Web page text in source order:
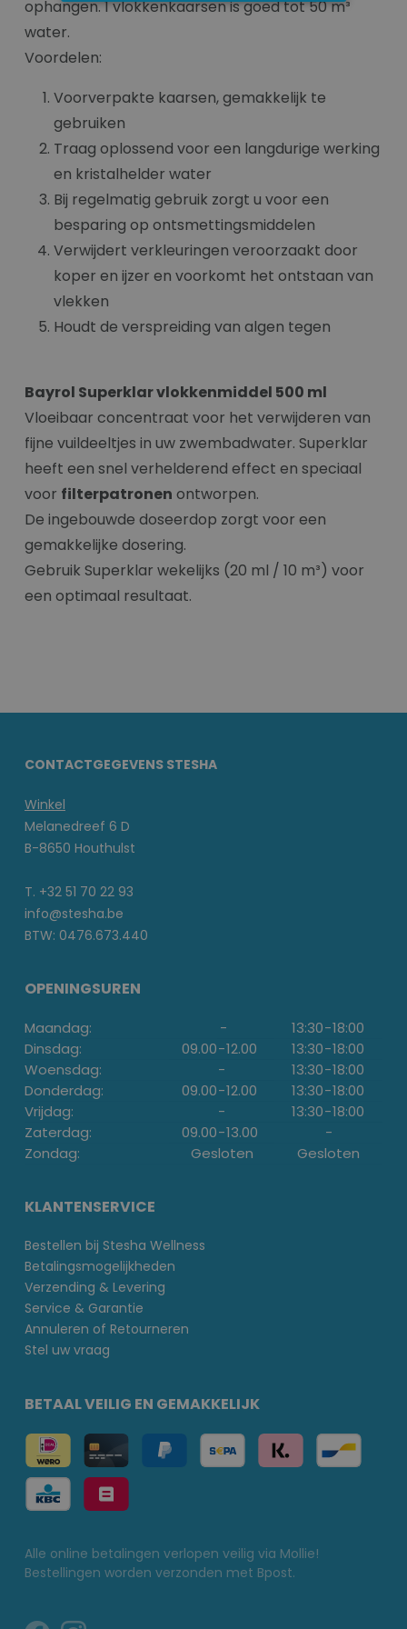
ophangen. 1 vlokkenkaarsen is goed tot 50 m³
water.
Voordelen:
Voorverpakte kaarsen, gemakkelijk te
gebruiken
Traag oplossend voor een langdurige werking
en kristalhelder water
Bij regelmatig gebruik zorgt u voor een
besparing op ontsmettingsmiddelen
Verwijdert verkleuringen veroorzaakt door
koper en ijzer en voorkomt het ontstaan van
vlekken
Houdt de verspreiding van algen tegen
Bayrol Superklar vlokkenmiddel 500 ml
Vloeibaar concentraat voor het verwijderen van
fijne vuildeeltjes in uw zwembadwater. Superklar
heeft een snel verhelderend effect en speciaal
voor filterpatronen ontworpen.
De ingebouwde doseerdop zorgt voor een
gemakkelijke dosering.
Gebruik Superklar wekelijks (20 ml / 10 m³) voor
een optimaal resultaat.
CONTACTGEGEVENS STESHA
Winkel
Melanedreef 6 D
B-8650 Houthulst
T. +32 51 70 22 93
info@stesha.be
BTW: 0476.673.440
OPENINGSUREN
Maandag: - 13:30-18:00
Dinsdag:
09.00-12.00 13:30-18:00
Woensdag:
- 13:30-18:00
Donderdag:
09.00-12.00 13:30-18:00
Vrijdag:
- 13:30-18:00
Zaterdag:
09.00-13.00
-
Zondag:
Gesloten Gesloten
KLANTENSERVICE
Bestellen bij Stesha Wellness
Betalingsmogelijkheden
Verzending & Levering
Service & Garantie
Annuleren of Retourneren
Stel uw vraag
BETAAL VEILIG EN GEMAKKELIJK
Alle online betalingen verlopen veilig via Mollie!
Bestellingen worden verzonden met Bpost.